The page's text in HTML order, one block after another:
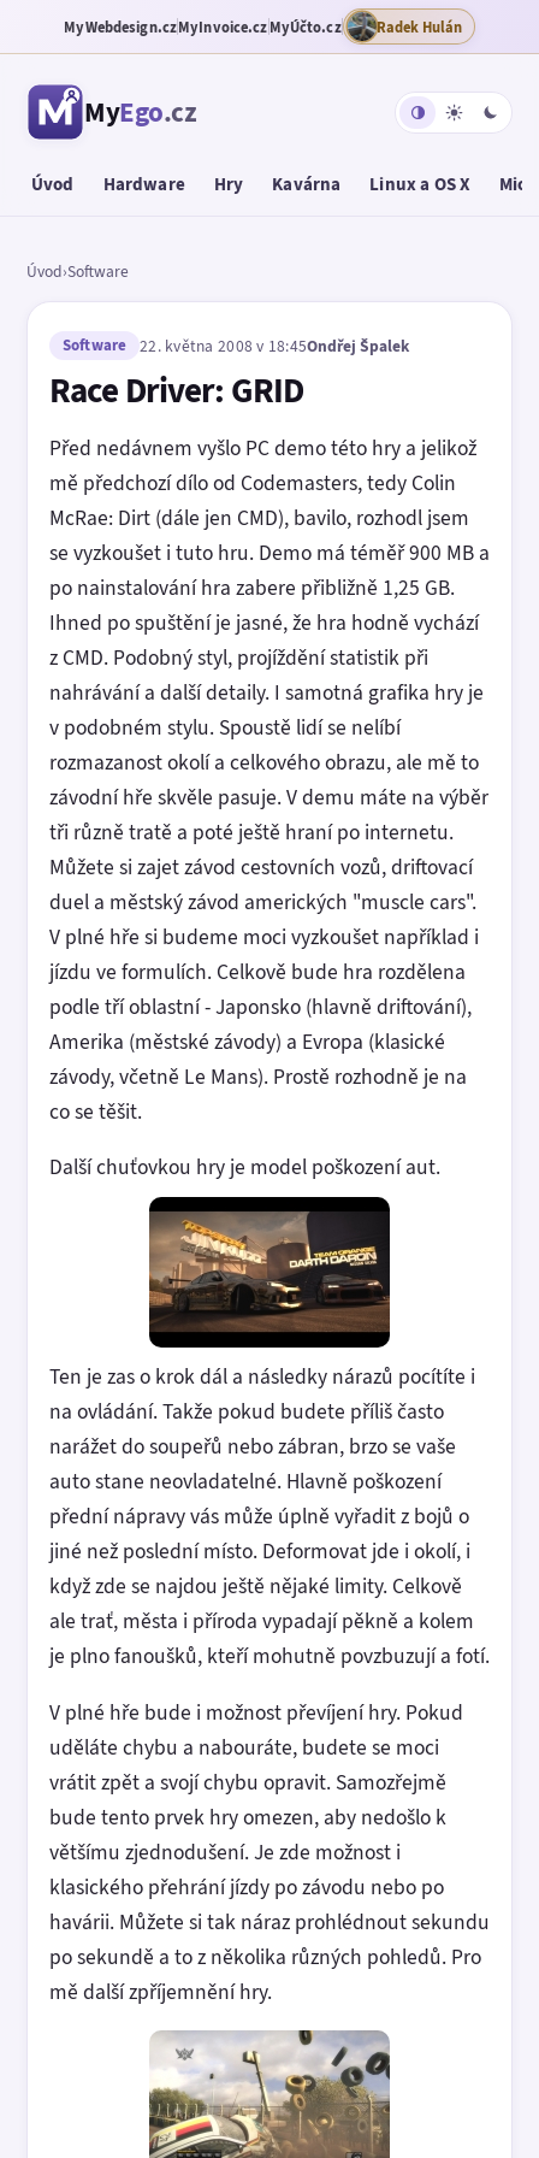
MyWebdesign.czMyInvoice.czMyÚčto.cz Radek Hulán
MyEgo.cz
Úvod Hardware Hry Kavárna Linux a OS X
Úvod›Software
Software 22. května 2008 v 18:45Ondřej Špalek
Race Driver: GRID
Před nedávnem vyšlo PC demo této hry a jelikož
mě předchozí dílo od Codemasters, tedy Colin
McRae: Dirt (dále jen CMD), bavilo, rozhodl jsem
se vyzkoušet i tuto hru. Demo má téměř 900 MB a
po nainstalování hra zabere přibližně 1,25 GB.
Ihned po spuštění je jasné, že hra hodně vychází
z CMD. Podobný styl, projíždění statistik při
nahrávání a další detaily. I samotná grafika hry je
v podobném stylu. Spoustě lidí se nelíbí
rozmazanost okolí a celkového obrazu, ale mě to
závodní hře skvěle pasuje. V demu máte na výběr
tři různě tratě a poté ještě hraní po internetu.
Můžete si zajet závod cestovních vozů, driftovací
duel a městský závod amerických "muscle cars".
V plné hře si budeme moci vyzkoušet například i
jízdu ve formulích. Celkově bude hra rozdělena
podle tří oblastní - Japonsko (hlavně driftování),
Amerika (městské závody) a Evropa (klasické
závody, včetně Le Mans). Prostě rozhodně je na
co se těšit.
Další chuťovkou hry je model poškození aut.
Ten je zas o krok dál a následky nárazů pocítíte i
na ovládání. Takže pokud budete příliš často
narážet do soupeřů nebo zábran, brzo se vaše
auto stane neovladatelné. Hlavně poškození
přední nápravy vás může úplně vyřadit z bojů o
jiné než poslední místo. Deformovat jde i okolí, i
když zde se najdou ještě nějaké limity. Celkově
ale trať, města i příroda vypadají pěkně a kolem
je plno fanoušků, kteří mohutně povzbuzují a fotí.
V plné hře bude i možnost převíjení hry. Pokud
uděláte chybu a nabouráte, budete se moci
vrátit zpět a svojí chybu opravit. Samozřejmě
bude tento prvek hry omezen, aby nedošlo k
většímu zjednodušení. Je zde možnost i
klasického přehrání jízdy po závodu nebo po
havárii. Můžete si tak náraz prohlédnout sekundu
po sekundě a to z několika různých pohledů. Pro
mě další zpříjemnění hry.